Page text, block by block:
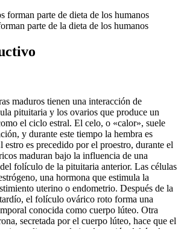
parte de la dieta de los humanos
maduros tienen una interacción de
pituitaria y los ovarios que produce un
el ciclo estral. El celo, o «calor», suele
y durante este tiempo la hembra es
estro es precedido por el proestro, durante el
maduran bajo la influencia de una
folículo de la pituitaria anterior. Las células
una hormona que estimula la
uterino o endometrio. Después de la
el folículo ovárico roto forma una
conocida como cuerpo lúteo. Otra
secretada por el cuerpo lúteo, hace que el